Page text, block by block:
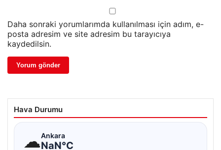
Daha sonraki yorumlarımda kullanılması için adım, e-
posta adresim ve site adresim bu tarayıcıya
kaydedilsin.
Hava Durumu
☁Ankara
NaN°C